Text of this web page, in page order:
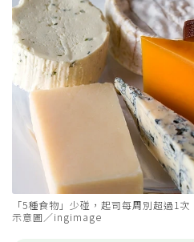
「5種食物」少碰，起司每周別超過1次！
示意圖／ingimage